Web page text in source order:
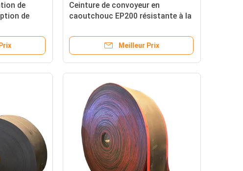
de
de
paroi
Ceinture de convoyeur en
caoutchouc EP200 résistante à la
traction pour toutes les industries
Meilleur Prix